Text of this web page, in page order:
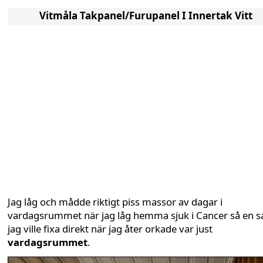
Vitmåla Takpanel/Furupanel I Innertak Vitt
Jag låg och mådde riktigt piss massor av dagar i
vardagsrummet när jag låg hemma sjuk i Cancer så en
jag ville fixa direkt när jag åter orkade var just
vardagsrummet.